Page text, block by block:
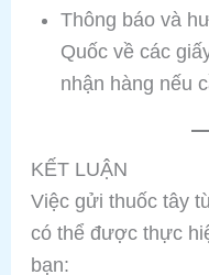
Thông báo và
Quốc về các
nhận hàng nếu
KẾT LUẬN
Việc gửi thuốc tây
có thể được thực
bạn: